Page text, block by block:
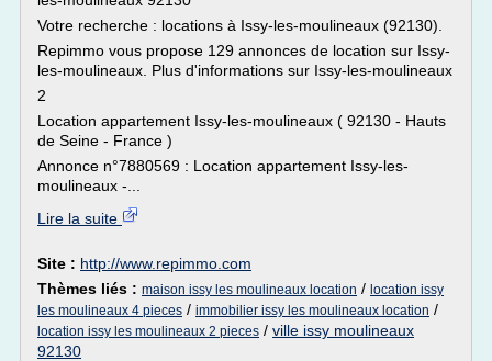
Votre recherche : locations à Issy-les-moulineaux (92130).
Repimmo vous propose 129 annonces de location sur Issy-
les-moulineaux. Plus d'informations sur Issy-les-moulineaux
2
Location appartement Issy-les-moulineaux ( 92130 - Hauts
de Seine - France )
Annonce n°7880569 : Location appartement Issy-les-
moulineaux -...
Lire la suite
Site : http://www.repimmo.com
Thèmes liés : maison issy les moulineaux location / location issy
les moulineaux 4 pieces / immobilier issy les moulineaux location /
location issy les moulineaux 2 pieces / ville issy moulineaux
92130